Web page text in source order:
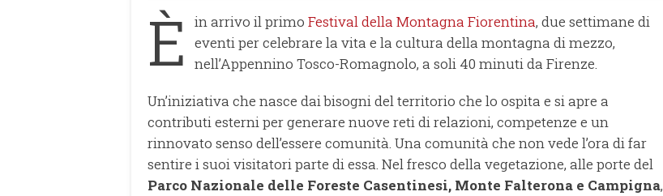
È in arrivo il primo Festival della Montagna Fiorentina, due settimane di
eventi per celebrare la vita e la cultura della montagna di mezzo,
nell’Appennino Tosco-Romagnolo, a soli 40 minuti da Firenze.
Un’iniziativa che nasce dai bisogni del territorio che lo ospita e si apre a
contributi esterni per generare nuove reti di relazioni, competenze e un
rinnovato senso dell’essere comunità. Una comunità che non vede l’ora di far
sentire i suoi visitatori parte di essa. Nel fresco della vegetazione, alle porte del
Parco Nazionale delle Foreste Casentinesi, Monte Falterona e Campigna,